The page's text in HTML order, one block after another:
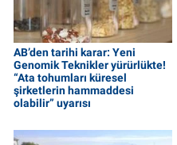
AB’den tarihi karar: Yeni
Genomik Teknikler yürürlükte!
“Ata tohumları küresel
şirketlerin hammaddesi
olabilir” uyarısı